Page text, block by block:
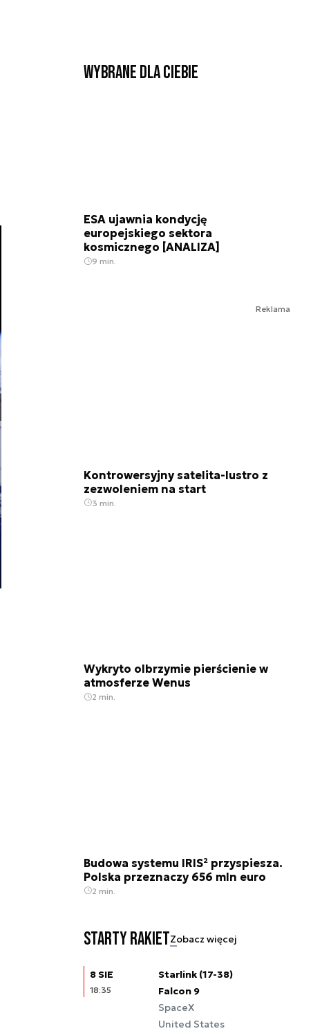
Wybrane dla Ciebie
ESA ujawnia kondycję
europejskiego sektora
kosmicznego [ANALIZA]
9 min.
Reklama
Kontrowersyjny satelita-lustro z
zezwoleniem na start
3 min.
Wykryto olbrzymie pierścienie w
atmosferze Wenus
2 min.
Budowa systemu IRIS² przyspiesza.
Polska przeznaczy 656 mln euro
2 min.
Starty rakietZobacz więcej
8 SIE
18:35
Starlink (17-38)
Falcon 9
SpaceX
United States